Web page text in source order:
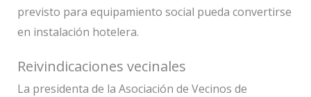
previsto para equipamiento social pueda convertirse
en instalación hotelera.
Reivindicaciones vecinales
La presidenta de la Asociación de Vecinos de